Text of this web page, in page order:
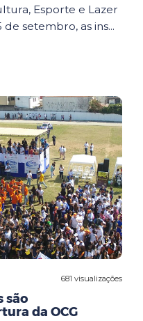
Esporte e Lazer
setembro, as ins...
681 visualizações
são
da OCG